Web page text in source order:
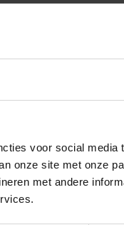
voor social media
onze site met onze
met andere